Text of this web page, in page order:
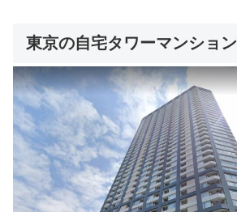
東京の自宅タワーマンション